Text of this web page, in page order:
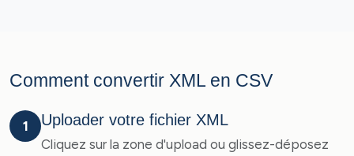
Comment convertir XML en CSV
1 Uploader votre fichier XML
Cliquez sur la zone d'upload ou glissez-déposez